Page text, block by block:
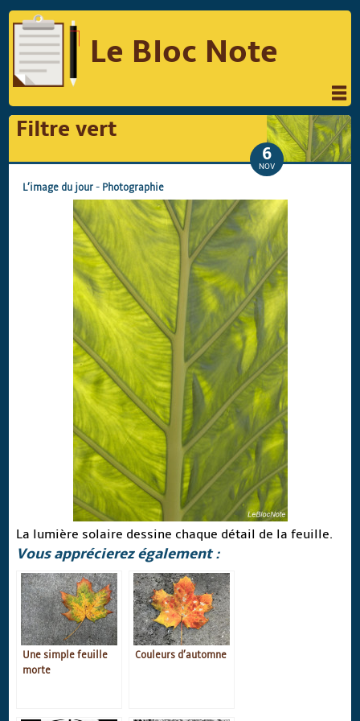
Le Bloc Note
INFORMATIQUE
MUSIQUE
PODCAST
REVUES DE PRESSE
COMPARATIF DES HYBRIDES
COMPARATIF DES APPAREILS REFLEX
Suivre Le Bloc Note
Filtre vert
6
NOV
L’image du jour- Photographie
La lumière solaire dessine chaque détail de la feuille.
Vous apprécierez également :
Une simple feuille
morte
Couleurs d’automne